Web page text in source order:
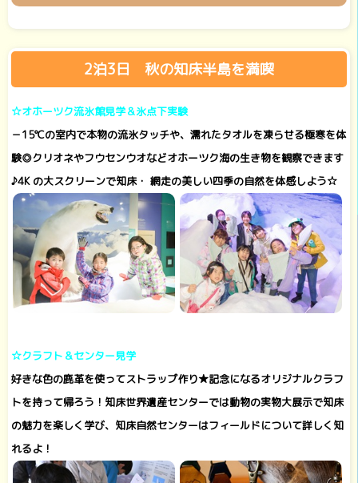
2泊3日 秋の知床半島を満喫
☆オホーツク流氷館見学＆氷点下実験
－15℃の室内で本物の流氷タッチや、濡れたタオルを凍らせる極寒を体
験◎クリオネやフウセンウオなどオホーツク海の生き物を観察できます
♪4K の大スクリーンで知床・ 網走の美しい四季の自然を体感しよう☆
☆クラフト＆センター見学
好きな色の鹿革を使ってストラップ作り★記念になるオリジナルクラフ
トを持って帰ろう！知床世界遺産センターでは動物の実物大展示で知床
の魅力を楽しく学び、知床自然センターはフィールドについて詳しく知
れるよ！